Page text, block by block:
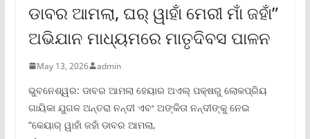
ଡାବର ଆମଲା, ଘର୍ ୱାହାଁ ମେରୀ ମାଁ ଜହାଁ”
ଅଭିଯାନ ମାଧ୍ୟମରେ ମାତୃଦିବସ ପାଳନ
May 13, 2026 admin
ଭୁବନେଶ୍ୱର: ଡାବର ଆମଲା ହେୟାର ଅଏଲ୍ ପକ୍ଷରୁ ଲୋକପ୍ରିୟ
ଗାୟିକା ଯୁଗଳ ଅନ୍ତରା ନନ୍ଦୀ ଏବଂ ଅଙ୍କିତା ନନ୍ଦୀଙ୍କୁ ନେଇ
“କେୟାର୍ ୱାହାଁ ଜହାଁ ଡାବର ଆମଲା,